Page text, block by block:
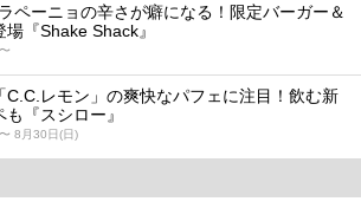
ペーニョの辛さが癖になる！限定バーガー＆
場『Shake Shack』
C.C.レモン」の爽快なパフェに注目！飲む新
『スシロー』
8月30日(日)